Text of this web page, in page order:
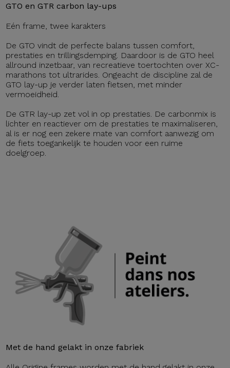
GTO en GTR carbon lay-ups
Eén frame, twee karakters
De GTO vindt de perfecte balans tussen comfort,
prestaties en trillingsdemping. Daardoor is de GTO heel
allround inzetbaar, van recreatieve toertochten over XC-
marathons tot ultrarides. Ongeacht de discipline zal de
GTO lay-up je verder laten fietsen, met minder
vermoeidheid.
De GTR lay-up zet vol in op prestaties. De carbonmix is
lichter en reactiever om de prestaties te maximaliseren,
al is er nog een zekere mate van comfort aanwezig om
de fiets toegankelijk te houden voor een ruime
doelgroep.
Met de hand gelakt in onze fabriek